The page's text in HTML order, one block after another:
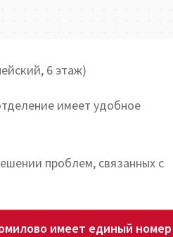
6 этаж)
имеет удобное
проблем, связанных с
имеет единый номер